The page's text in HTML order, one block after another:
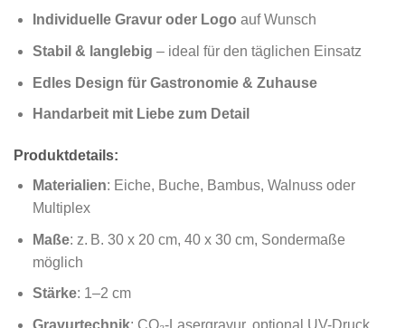
Individuelle Gravur oder Logo auf Wunsch
Stabil & langlebig – ideal für den täglichen Einsatz
Edles Design für Gastronomie & Zuhause
Handarbeit mit Liebe zum Detail
Produktdetails:
Materialien: Eiche, Buche, Bambus, Walnuss oder
Multiplex
Maße: z. B. 30 x 20 cm, 40 x 30 cm, Sondermaße
möglich
Stärke: 1–2 cm
Gravurtechnik: CO₂-Lasergravur, optional UV-Druck